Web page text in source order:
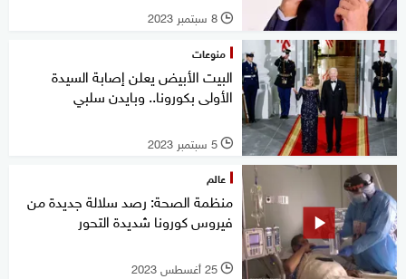
l 8 سبتمبر 2023
منوعات
البيت الأبيض يعلن إصابة السيدة
الأولى بكورونا.. وبايدن سلبي
l 5 سبتمبر 2023
عالم
منظمة الصحة: رصد سلالة جديدة من
فيروس كورونا شديدة التحور
l 25 أغسطس 2023